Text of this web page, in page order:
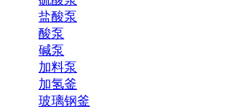
盐酸泵
酸泵
碱泵
加料泵
加氢釜
玻璃钢釜